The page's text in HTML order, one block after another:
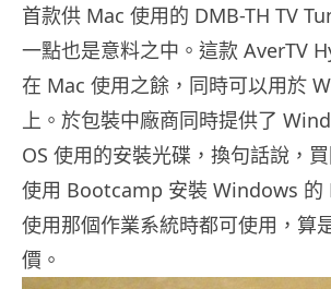
首款供 Mac 使用的 DMB-TH TV
一點也是意料之中。這款 AverTV
在 Mac 使用之餘，同時可以用於
上。於包裝中廠商同時提供了
OS 使用的安裝光碟，換句話說，
使用 Bootcamp 安裝 Windows 的
使用那個作業系統時都可使用，算
價。